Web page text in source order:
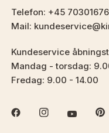
Telefon: +45 70301676
Mail:
Kundeservice
Mandag - torsdag:
Fredag: 9.00 - 14.00